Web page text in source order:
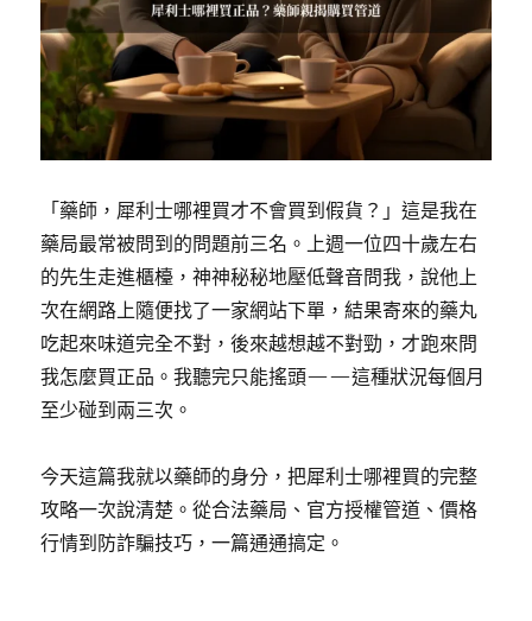
「藥師，犀利士哪裡買才不會買到假貨？」這是我在
藥局最常被問到的問題前三名。上週一位四十歲左右
的先生走進櫃檯，神神秘秘地壓低聲音問我，說他上
次在網路上隨便找了一家網站下單，結果寄來的藥丸
吃起來味道完全不對，後來越想越不對勁，才跑來問
我怎麼買正品。我聽完只能搖頭——這種狀況每個月
至少碰到兩三次。
今天這篇我就以藥師的身分，把犀利士哪裡買的完整
攻略一次說清楚。從合法藥局、官方授權管道、價格
行情到防詐騙技巧，一篇通通搞定。